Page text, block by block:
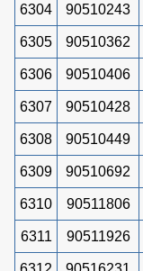
6304 90510243
6305 90510362
6306 90510406
6307 90510428
6308 90510449
6309 90510692
6310 90511806
6311 90511926